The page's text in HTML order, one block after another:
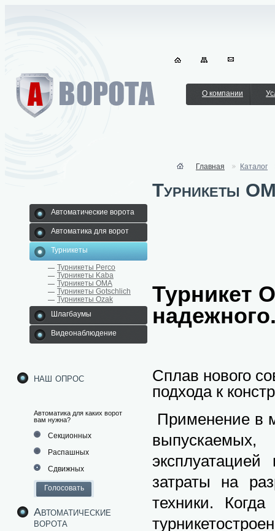
О компании
Автоматические ворота
Автоматика для ворот
Турникеты
Турникеты Perco
Турникеты Kaba
Турникеты ОМА
Турникеты Gotschlich
Турникеты Ozak
Шлагбаумы
Видеонаблюдение
наш опрос
Автоматика для каких ворот
вам нужна?
Секционных
Распашных
Сдвижных
Автоматические
ворота
Главная Каталог
Турникеты
Турникет
Сплав нового
подхода к
Применение в
затраты на
техники.